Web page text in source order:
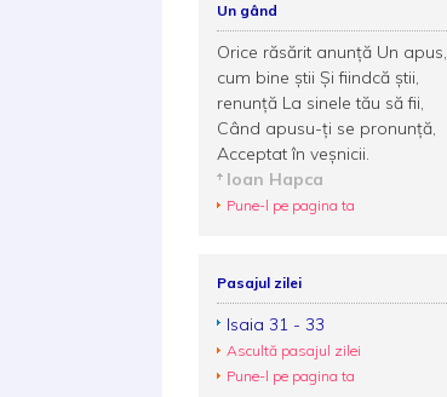
Un gând
Orice răsărit anunță Un apus,
cum bine știi Și fiindcă știi,
renunță La sinele tău să fii,
Când apusu-ți se pronunță,
Acceptat în veșnicii.
Ioan Hapca
Pune-l pe pagina ta
Pasajul zilei
Isaia 31 - 33
Ascultă pasajul zilei
Pune-l pe pagina ta